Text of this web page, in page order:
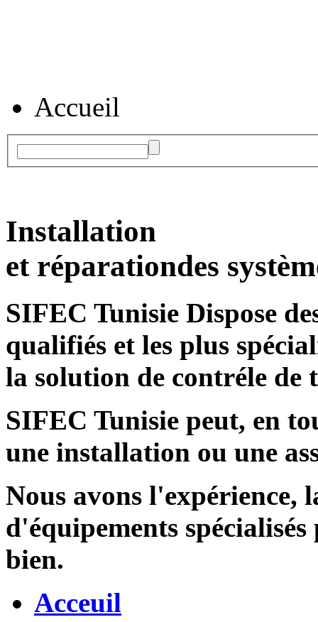
Accueil
Installation
et réparationdes
SIFEC Tunisie Dispose
qualifiés et les plus
la solution de contréle de
SIFEC Tunisie peut, en
une installation ou une
Nous avons l'expérience,
d'équipements
bien.
Acceuil